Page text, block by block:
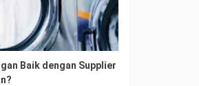
Baik dengan Supplier